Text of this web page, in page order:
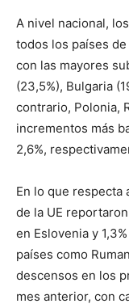
A nivel nacional,
todos los países
con las mayores
(23,5%), Bulgaria
contrario, Polonia,
incrementos más
2,6%,
En lo que respecta
de la UE
en Eslovenia y
países como
descensos en los
mes anterior, con